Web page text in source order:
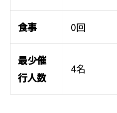
食事 0回
最少催
行人数
4名